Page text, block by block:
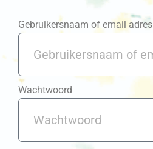
Gebruikersnaam of email adres
Wachtwoord